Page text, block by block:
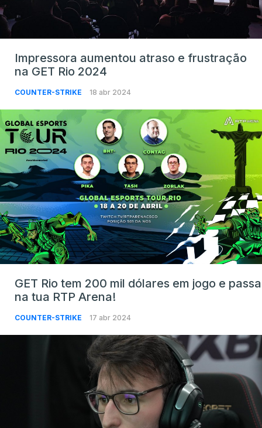
Impressora aumentou atraso e frustração
na GET Rio 2024
COUNTER-STRIKE 18 abr 2024
GET Rio tem 200 mil dólares em jogo e passa
na tua RTP Arena!
COUNTER-STRIKE 17 abr 2024